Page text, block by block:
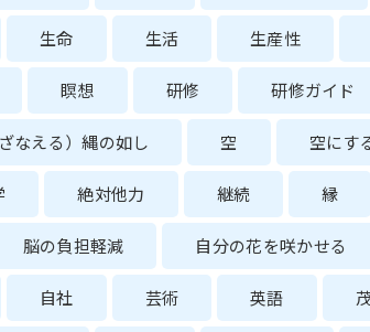
生命 生活 生産性
瞑想 研修 研修ガイド
なえる）縄の如し 空 空にす
絶対他力 継続 縁
脳の負担軽減 自分の花を咲かせる
自社 芸術 英語